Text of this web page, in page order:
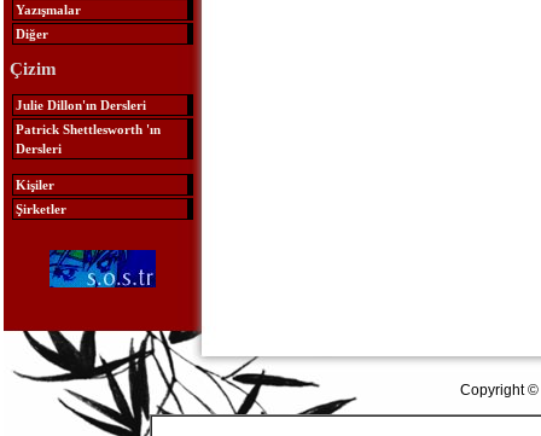
Yazışmalar
Diğer
Çizim
Julie Dillon'ın Dersleri
Patrick Shettlesworth 'ın
Dersleri
Kişiler
Şirketler
Copyright ©